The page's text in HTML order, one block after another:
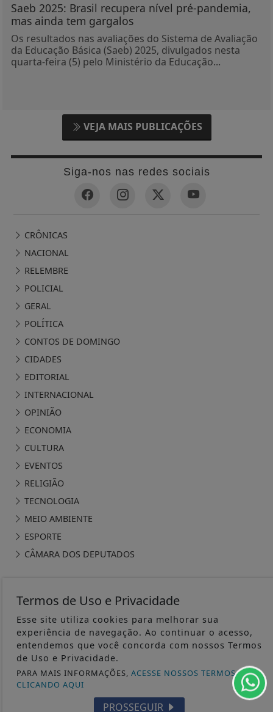
Saeb 2025: Brasil recupera nível pré-pandemia,
mas ainda tem gargalos
Os resultados nas avaliações do Sistema de Avaliação
da Educação Básica (Saeb) 2025, divulgados nesta
quarta-feira (5) pelo Ministério da Educação...
VEJA MAIS PUBLICAÇÕES
Siga-nos nas redes sociais
CRÔNICAS
NACIONAL
RELEMBRE
POLICIAL
GERAL
POLÍTICA
CONTOS DE DOMINGO
CIDADES
EDITORIAL
INTERNACIONAL
OPINIÃO
ECONOMIA
CULTURA
EVENTOS
RELIGIÃO
TECNOLOGIA
MEIO AMBIENTE
ESPORTE
CÂMARA DOS DEPUTADOS
ÁGUA PRETA 24H - TODOS OS DIREITOS RESERVADOS
TERMOS DE USO E PRIVACIDADE
SOBRE
Termos de Uso e Privacidade
Esse site utiliza cookies para melhorar sua
experiência de navegação. Ao continuar o acesso,
entendemos que você concorda com nossos Termos
de Uso e Privacidade.
PARA MAIS INFORMAÇÕES, ACESSE NOSSOS TERMOS
CLICANDO AQUI
PROSSEGUIR